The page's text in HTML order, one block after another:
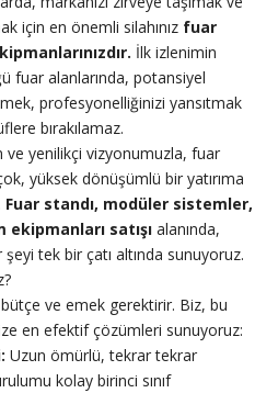
için en önemli silahınız fuar
İlk izlenimin
fuar alanlarında, potansiyel
profesyonelliğinizi yansıtmak
bırakılamaz.
ve yenilikçi vizyonumuzla, fuar
yüksek dönüşümlü bir yatırıma
Fuar standı, modüler sistemler,
satışı alanında,
tek bir çatı altında sunuyoruz.
ve emek gerektirir. Biz, bu
en efektif çözümleri sunuyoruz:
Uzun ömürlü, tekrar tekrar
kolay birinci sınıf